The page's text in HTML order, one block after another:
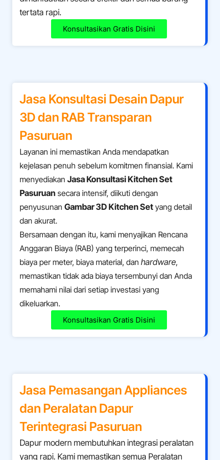
tertata rapi.
Konsultasikan Gratis Disini
Jasa Konsultasi Desain Dapur
3D dan RAB Transparan
Pasuruan
Layanan ini memastikan Anda mendapatkan
kejelasan penuh sebelum komitmen finansial. Kami
menyediakan Jasa Konsultasi Kitchen Set
Pasuruan secara intensif, diikuti dengan
penyusunan Gambar 3D Kitchen Set yang detail
dan akurat.
Bersamaan dengan itu, kami menyajikan Rencana
Anggaran Biaya (RAB) yang terperinci, memecah
biaya per meter, biaya material, dan hardware,
memastikan tidak ada biaya tersembunyi dan Anda
memahami nilai dari setiap investasi yang
dikeluarkan.
Konsultasikan Gratis Disini
Jasa Pemasangan Appliances
dan Peralatan Dapur
Terintegrasi Pasuruan
Dapur modern membutuhkan integrasi peralatan
yang rapi. Kami memastikan semua Peralatan